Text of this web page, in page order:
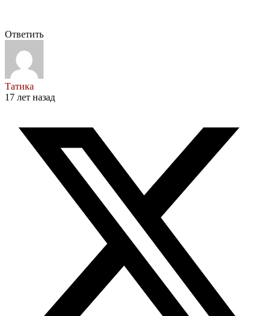
Ответить
Татика
17 лет назад